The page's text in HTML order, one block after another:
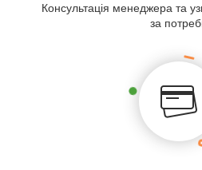
Консультація менеджера та
за